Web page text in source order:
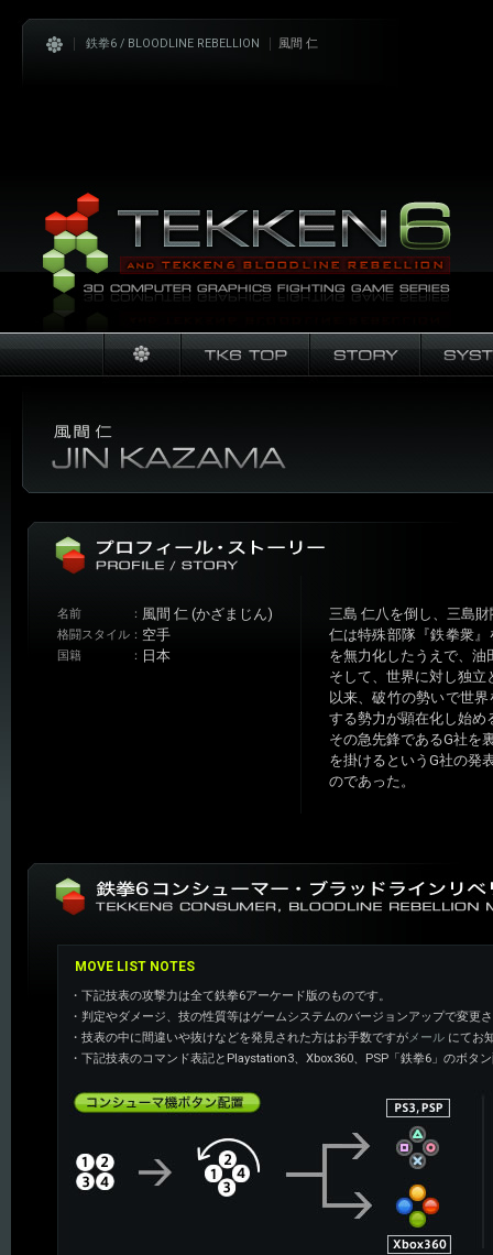
鉄拳6 / BLOODLINE REBELLION 風間 仁
名前 ： 風間 仁 (かざまじん)
格闘スタイル： 空手
国籍 ： 日本
三島 仁八を倒し、三島
仁は特殊部隊『鉄拳衆
を無力化したうえで、
そして、世界に対し独立
以来、破竹の勢いで世
する勢力が顕在化し始め
その急先鋒であるG社を
を掛けるというG社の発
のであった。
MOVE LIST NOTES
・下記技表の攻撃力は全て鉄拳6アーケード版のものです。
・判定やダメージ、技の性質等はゲームシステムのバージョンアップで変更
・技表の中に間違いや抜けなどを発見された方はお手数ですがメール にてお
・下記技表のコマンド表記とPlaystation3、Xbox360、PSP「鉄拳6」のボタ